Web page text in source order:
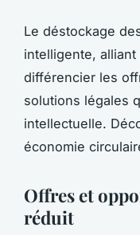
Le déstockage
intelligente,
différencier les
solutions légales
intellectuelle.
économie
Offres et
réduit